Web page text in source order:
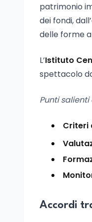
patrimonio
dei fondi,
delle forme
L’Istituto
spettacolo
Punti
Criteri
Accordi